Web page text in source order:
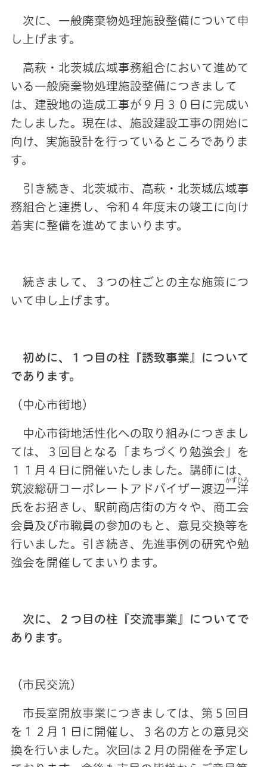
次に、一般廃棄物処理施設整備について申
し上げます。
高萩・北茨城広域事務組合において進めて
いる一般廃棄物処理施設整備につきまして
は、建設地の造成工事が９月３０日に完成い
たしました。現在は、施設建設工事の開始に
向け、実施設計を行っているところでありま
す。
引き続き、北茨城市、高萩・北茨城広域事
務組合と連携し、令和４年度末の竣工に向け
着実に整備を進めてまいります。
続きまして、３つの柱ごとの主な施策につ
いて申し上げます。
初めに、１つ目の柱『誘致事業』について
であります。
（中心市街地）
中心市街地活性化への取り組みにつきまし
ては、３回目となる「まちづくり勉強会」を
１１月４日に開催いたしました。講師には、
筑波総研コーポレートアドバイザー渡辺一洋
かずひろ
氏をお招きし、駅前商店街の方々や、商工会
会員及び市職員の参加のもと、意見交換等を
行いました。引き続き、先進事例の研究や勉
強会を開催してまいります。
次に、２つ目の柱『交流事業』についてで
あります。
（市民交流）
市長室開放事業につきましては、第５回目
を１２月１日に開催し、３名の方との意見交
換を行いました。次回は２月の開催を予定し